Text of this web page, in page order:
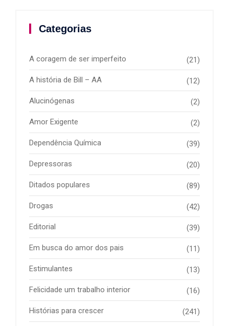
Categorias
A coragem de ser imperfeito (21)
A história de Bill – AA (12)
Alucinógenas (2)
Amor Exigente (2)
Dependência Química (39)
Depressoras (20)
Ditados populares (89)
Drogas (42)
Editorial (39)
Em busca do amor dos pais (11)
Estimulantes (13)
Felicidade um trabalho interior (16)
Histórias para crescer (241)